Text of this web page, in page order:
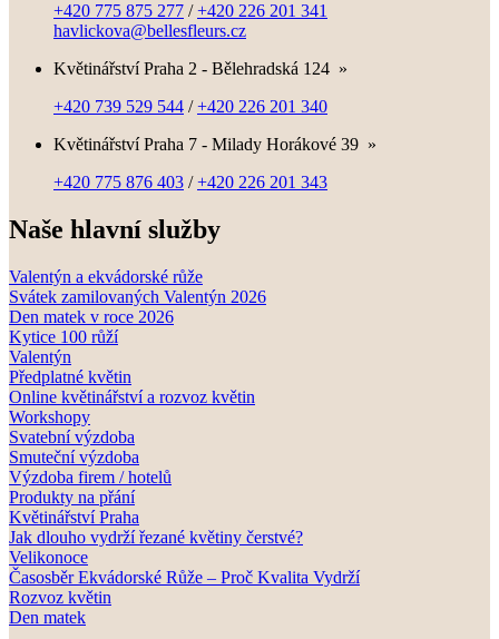
+420 775 875 277 /+420 226 201 341
havlickova@bellesfleurs.cz
Květinářství Praha 2 - Bělehradská 124 »
+420 739 529 544 /+420 226 201 340
Květinářství Praha 7 - Milady Horákové 39 »
+420 775 876 403 /+420 226 201 343
Naše hlavní služby
Valentýn a ekvádorské růže
Svátek zamilovaných Valentýn 2026
Den matek v roce 2026
Kytice 100 růží
Valentýn
Předplatné květin
Online květinářství a rozvoz květin
Workshopy
Svatební výzdoba
Smuteční výzdoba
Výzdoba firem / hotelů
Produkty na přání
Květinářství Praha
Jak dlouho vydrží řezané květiny čerstvé?
Velikonoce
Časosběr Ekvádorské Růže – Proč Kvalita Vydrží
Rozvoz květin
Den matek